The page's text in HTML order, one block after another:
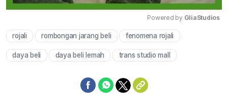
Powered by GliaStudios
rojali rombongan jarang beli fenomena rojali
daya beli daya beli lemah trans studio mall